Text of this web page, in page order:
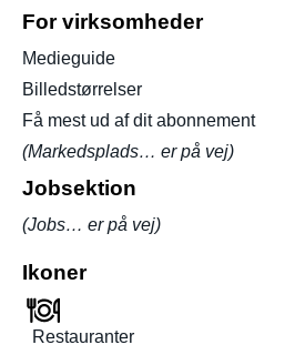
For virksomheder
Medieguide
Billedstørrelser
Få mest ud af dit abonnement
(Markedsplads… er på vej)
Jobsektion
(Jobs… er på vej)
Ikoner
Restauranter